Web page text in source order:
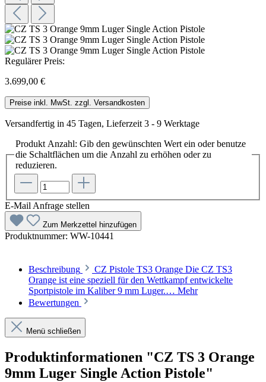
Regulärer Preis:
3.699,00 €
Preise inkl. MwSt. zzgl. Versandkosten
Versandfertig in 45 Tagen, Lieferzeit 3 - 9 Werktage
Produkt Anzahl: Gib den gewünschten Wert ein oder benutze
die Schaltflächen um die Anzahl zu erhöhen oder zu
reduzieren.
E-Mail Anfrage stellen
Zum Merkzettel hinzufügen
Produktnummer: WW-10441
Beschreibung
CZ Pistole TS3 Orange Die CZ TS3
Orange ist eine speziell für den Wettkampf entwickelte
Sportpistole im Kaliber 9 mm Luger.… Mehr
Bewertungen
Menü schließen
Produktinformationen "CZ TS 3 Orange
9mm Luger Single Action Pistole"